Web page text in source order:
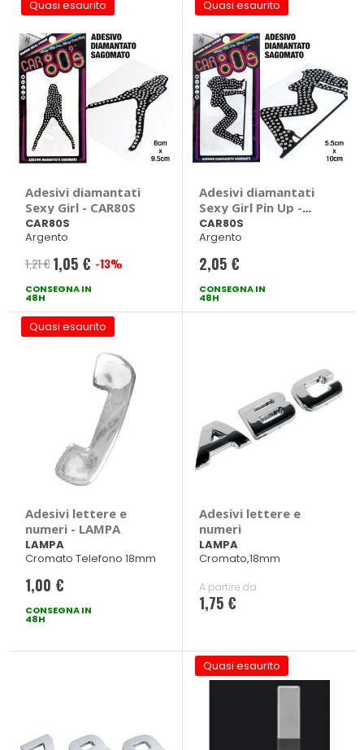
Quasi esaurito
Adesivi diamantati
Sexy Girl - CAR80S
CAR80S
Argento
1,21 € Prezzo
speciale
1,05 € -13%
CONSEGNA IN
48H
Quasi esaurito
Adesivi diamantati
Sexy Girl Pin Up -
CAR80S
CAR80S
Argento
2,05 €
CONSEGNA IN
48H
Quasi esaurito
Adesivi lettere e
numeri - LAMPA
LAMPA
Cromato Telefono 18mm
1,00 €
CONSEGNA IN
48H
Adesivi lettere e
numeri
LAMPA
Cromato,18mm
A partire da
1,75 €
Quasi esaurito